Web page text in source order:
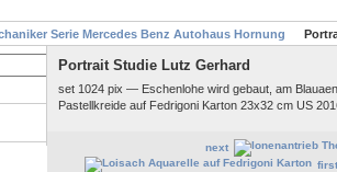
Serie Mercedes Benz Autohaus Hornung
Portrait Studie Lutz Gerhard
set 1024 pix — Eschenlohe wird gebaut, am
Pastellkreide auf Fedrigoni Karton 23x32 cm US
next
first